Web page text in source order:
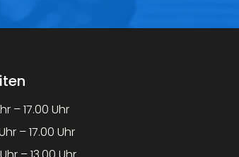
– 17.00 Uhr
– 17.00 Uhr